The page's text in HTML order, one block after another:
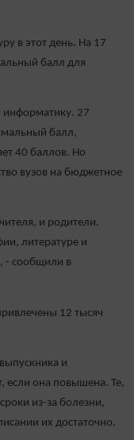
в этот день. На 17
балл для
информатику. 27
балл,
40 баллов. Но
вузов на бюджетное
и родители.
литературе и
- сообщили в
12 тысяч
и
если она повышена. Те,
из-за болезни,
их достаточно.